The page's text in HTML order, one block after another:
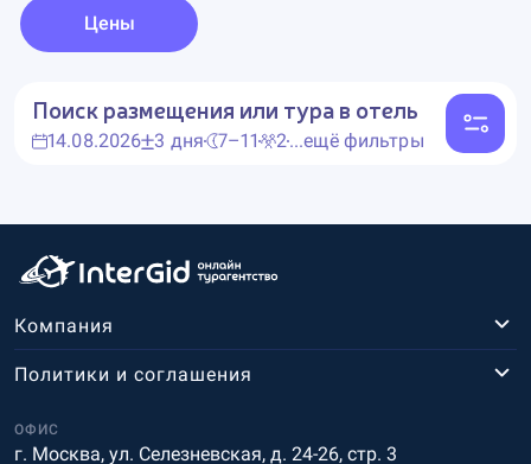
Цены
Поиск размещения или тура в отель
14.08.2026 3 дня 7–11 2...ещё фильтры
Компания
ОФИС
г. Москва, ул. Селезневская, д. 24-26, стр. 3
Политики и соглашения